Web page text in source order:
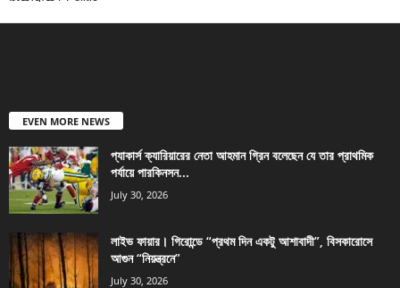
EVEN MORE NEWS
প্যাকার্স ক্যারিয়ারের নেতা আহমান গ্রিন বলেছেন যে তার প্রাথমিক
পর্যায়ে পারকিনসন...
July 30, 2026
লাইভ ফায়ার। গিরোন্ডে “প্রথম দিন একটু আশাবাদী”, বিসকারোসে
আগুন “নিয়ন্ত্রনে”
July 30, 2026